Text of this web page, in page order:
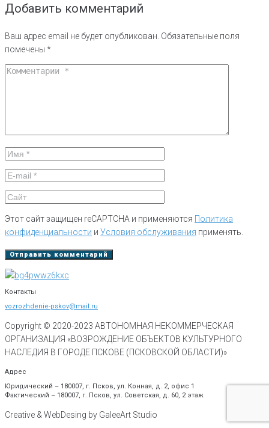
Добавить комментарий
Ваш адрес email не будет опубликован. Обязательные поля
помечены *
Этот сайт защищен reCAPTCHA и применяются Политика
конфиденциальности и Условия обслуживания применять.
Контакты
vozrozhdenie-pskov@mail.ru
Copyright © 2020-2023 АВТОНОМНАЯ НЕКОММЕРЧЕСКАЯ
ОРГАНИЗАЦИЯ «ВОЗРОЖДЕНИЕ ОБЪЕКТОВ КУЛЬТУРНОГО
НАСЛЕДИЯ В ГОРОДЕ ПСКОВЕ (ПСКОВСКОЙ ОБЛАСТИ)»
Адрес
Юридический – 180007, г. Псков, ул. Конная, д. 2, офис 1
Фактический – 180007, г. Псков, ул. Советская, д. 60, 2 этаж
Creative & WebDesing by GaleeArt Studio